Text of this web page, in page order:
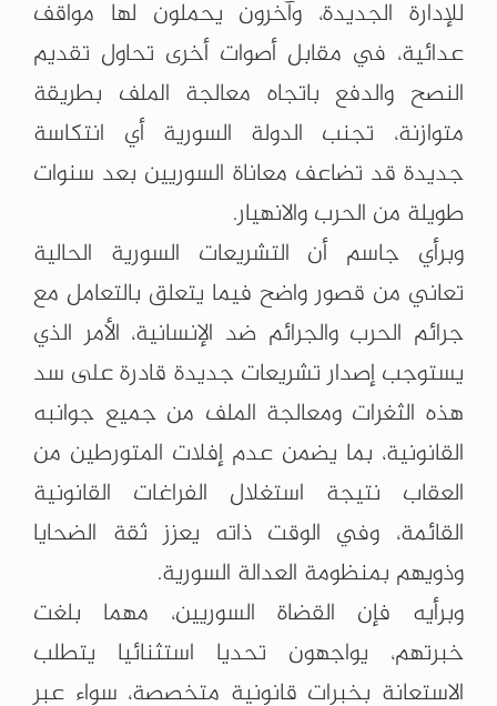
للإدارة الجديدة، وآخرون يحملون لها مواقف
عدائية، في مقابل أصوات أخرى تحاول تقديم
النصح والدفع باتجاه معالجة الملف بطريقة
متوازنة، تجنب الدولة السورية أي انتكاسة
جديدة قد تضاعف معاناة السوريين بعد سنوات
طويلة من الحرب والانهيار.
وبرأي جاسم أن التشريعات السورية الحالية
تعاني من قصور واضح فيما يتعلق بالتعامل مع
جرائم الحرب والجرائم ضد الإنسانية، الأمر الذي
يستوجب إصدار تشريعات جديدة قادرة على سد
هذه الثغرات ومعالجة الملف من جميع جوانبه
القانونية، بما يضمن عدم إفلات المتورطين من
العقاب نتيجة استغلال الفراغات القانونية
القائمة، وفي الوقت ذاته يعزز ثقة الضحايا
وذويهم بمنظومة العدالة السورية.
وبرأيه فإن القضاة السوريين، مهما بلغت
خبرتهم، يواجهون تحديا استثنائيا يتطلب
الاستعانة بخبرات قانونية متخصصة، سواء عبر